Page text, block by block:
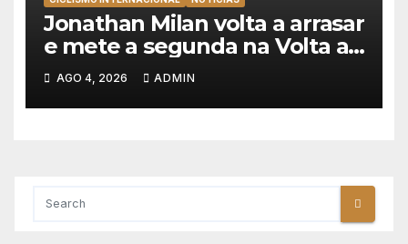
Jonathan Milan volta a arrasar
e mete a segunda na Volta a
Polónia 2026
AGO 4, 2026 ADMIN